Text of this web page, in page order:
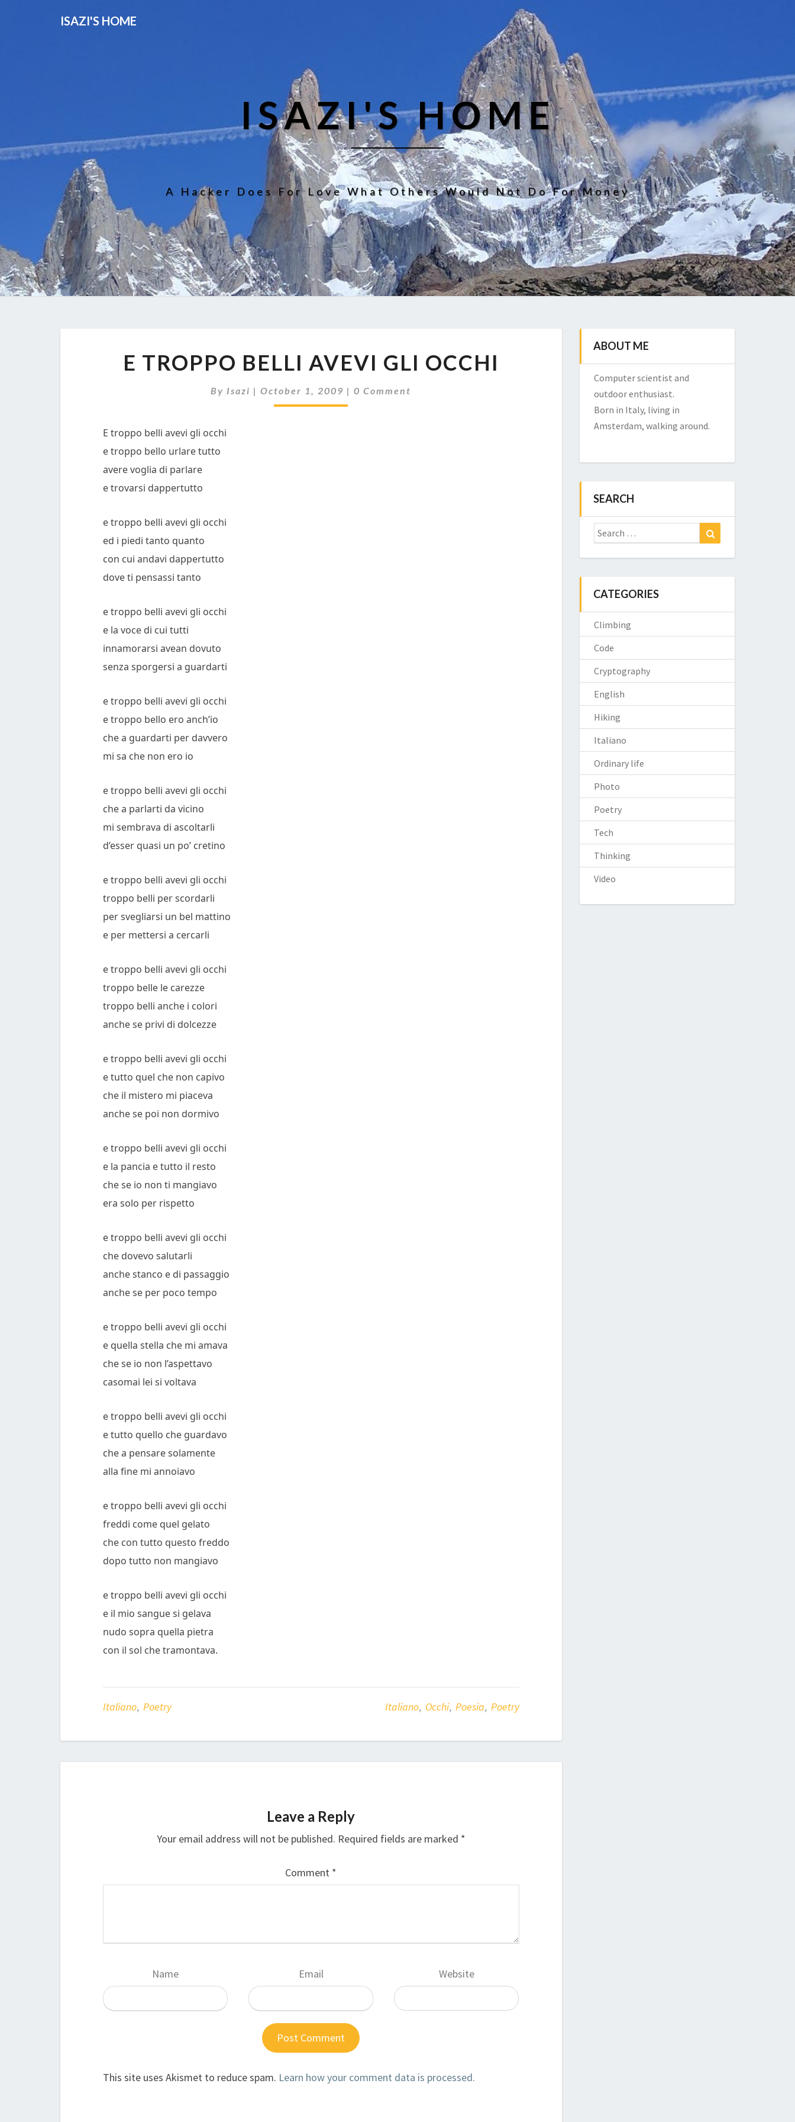
ISAZI'S HOME
ISAZI'S HOME
A Hacker Does For Love What Others Would Not Do For Money
TROPPO
AVEVI
GLI
E TROPPO BELLI AVEVI GLI OCCHI
By Isazi |October 1, 2009 |Comments
0 Comment
E troppo belli avevi gli occhi
e troppo bello urlare tutto
avere voglia di parlare
e trovarsi dappertutto
e troppo belli avevi gli occhi
ed i piedi tanto quanto
con cui andavi dappertutto
dove ti pensassi tanto
e troppo belli avevi gli occhi
e la voce di cui tutti
innamorarsi avean dovuto
senza sporgersi a guardarti
e troppo belli avevi gli occhi
e troppo bello ero anch’io
che a guardarti per davvero
mi sa che non ero io
e troppo belli avevi gli occhi
che a parlarti da vicino
mi sembrava di ascoltarli
d’esser quasi un po’ cretino
e troppo belli avevi gli occhi
troppo belli per scordarli
per svegliarsi un bel mattino
e per mettersi a cercarli
e troppo belli avevi gli occhi
troppo belle le carezze
troppo belli anche i colori
anche se privi di dolcezze
e troppo belli avevi gli occhi
e tutto quel che non capivo
che il mistero mi piaceva
anche se poi non dormivo
e troppo belli avevi gli occhi
e la pancia e tutto il resto
che se io non ti mangiavo
era solo per rispetto
e troppo belli avevi gli occhi
che dovevo salutarli
anche stanco e di passaggio
anche se per poco tempo
e troppo belli avevi gli occhi
e quella stella che mi amava
che se io non l’aspettavo
casomai lei si voltava
e troppo belli avevi gli occhi
e tutto quello che guardavo
che a pensare solamente
alla fine mi annoiavo
e troppo belli avevi gli occhi
freddi come quel gelato
che con tutto questo freddo
dopo tutto non mangiavo
e troppo belli avevi gli occhi
e il mio sangue si gelava
nudo sopra quella pietra
con il sol che tramontava.
Italiano, Poetry Italiano, Occhi, Poesia, Poetry
Leave a Reply
Your email address will not be published. Required fields are marked *
Comment *
Name Email Website
This site uses Akismet to reduce spam. Learn how your comment data is processed.
ABOUT ME
Computer scientist and
outdoor enthusiast.
Born in Italy, living in
Amsterdam, walking around.
SEARCH
Search
for:
CATEGORIES
Climbing
Code
Cryptography
English
Hiking
Italiano
Ordinary life
Photo
Poetry
Tech
Thinking
Video